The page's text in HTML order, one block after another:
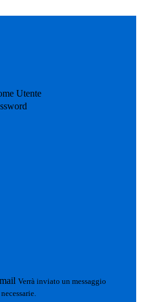
Utente
Verrà inviato un messaggio